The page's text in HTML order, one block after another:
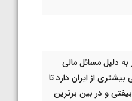
به دلیل مسائل مالی
از ایران دارد تا
و در بین برترین